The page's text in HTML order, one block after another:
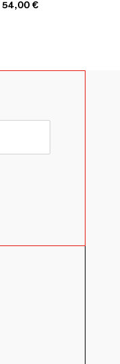
54,00 €